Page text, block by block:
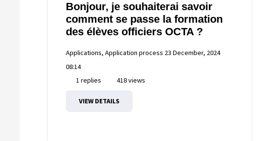
Bonjour, je souhaiterai savoir
comment se passe la formation
des élèves officiers OCTA ?
Applications, Application process 23 December, 2024
08:14
1 replies
418 views
VIEW DETAILS